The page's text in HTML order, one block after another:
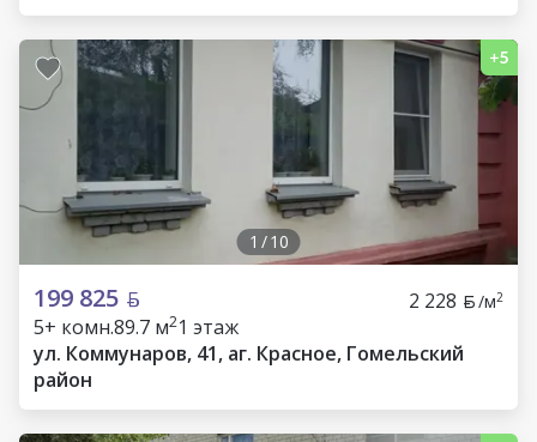
1 /10
199 825 2 228 /м2
5+ комн.89.7 м21 этаж
ул. Коммунаров, 41, аг. Красное, Гомельский
район